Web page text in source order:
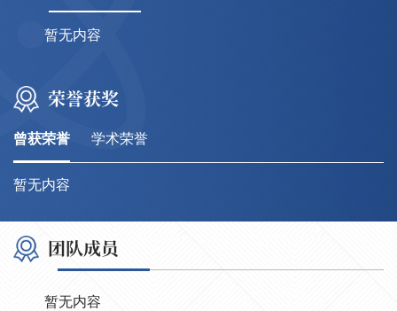
暂无内容
荣誉获奖
曾获荣誉 学术荣誉
暂无内容
团队成员
暂无内容